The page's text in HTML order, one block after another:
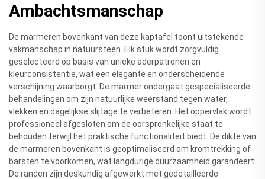
Ambachtsmanschap
De marmeren bovenkant van deze kaptafel toont uitstekende
vakmanschap in natuursteen. Elk stuk wordt zorgvuldig
geselecteerd op basis van unieke aderpatronen en
kleurconsistentie, wat een elegante en onderscheidende
verschijning waarborgt. De marmer ondergaat gespecialiseerde
behandelingen om zijn natuurlijke weerstand tegen water,
vlekken en dagelijkse slijtage te verbeteren. Het oppervlak wordt
professioneel afgesloten om de oorspronkelijke staat te
behouden terwijl het praktische functionaliteit biedt. De dikte van
de marmeren bovenkant is geoptimaliseerd om kromtrekking of
barsten te voorkomen, wat langdurige duurzaamheid garandeert.
De randen zijn deskundig afgewerkt met gedetailleerde